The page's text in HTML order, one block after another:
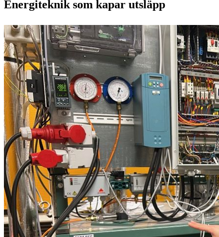
Energiteknik som kapar utsläpp